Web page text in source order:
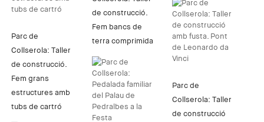
Parc de
Collserola: Taller
de construcció.
Fem grans
estructures amb
tubs de cartró
de construcció.
Fem bancs de
terra comprimida
Parc de
Collserola: Taller
de construcció